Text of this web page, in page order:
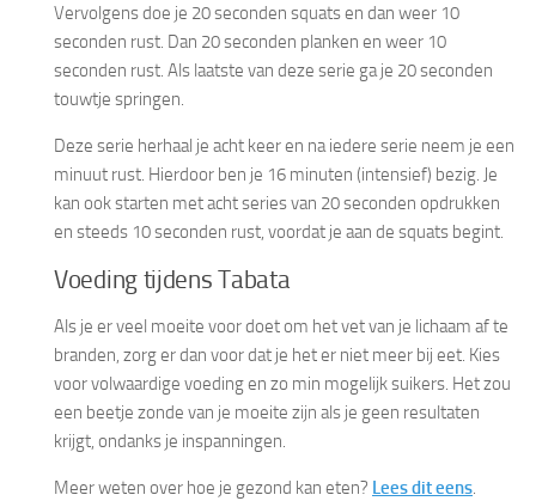
Vervolgens doe je 20 seconden squats en dan weer 10
seconden rust. Dan 20 seconden planken en weer 10
seconden rust. Als laatste van deze serie ga je 20 seconden
touwtje springen.
Deze serie herhaal je acht keer en na iedere serie neem je een
minuut rust. Hierdoor ben je 16 minuten (intensief) bezig. Je
kan ook starten met acht series van 20 seconden opdrukken
en steeds 10 seconden rust, voordat je aan de squats begint.
Voeding tijdens Tabata
Als je er veel moeite voor doet om het vet van je lichaam af te
branden, zorg er dan voor dat je het er niet meer bij eet. Kies
voor volwaardige voeding en zo min mogelijk suikers. Het zou
een beetje zonde van je moeite zijn als je geen resultaten
krijgt, ondanks je inspanningen.
Meer weten over hoe je gezond kan eten? Lees dit eens.